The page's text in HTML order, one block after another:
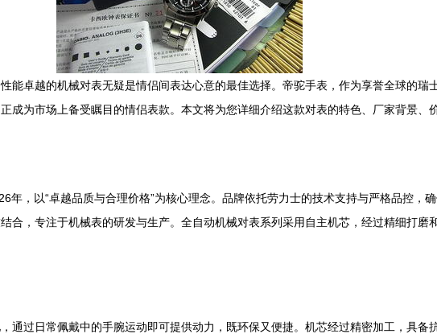
能卓越的机械对表无疑是情侣间表达心意的最佳选择。帝驼手表，作为享誉全球的瑞
成为市场上备受瞩目的情侣表款。本文将为您详细介绍这款对表的特色、厂家背景、
，以“卓越品质与合理价格”为核心理念。品牌依托劳力士的技术支持与严格品控，
合，专注于机械表的研发与生产。全自动机械对表系列采用自主机芯，经过精细打磨
通过日常佩戴中的手腕运动即可提供动力，既环保又便捷。机芯经过精密加工，具备